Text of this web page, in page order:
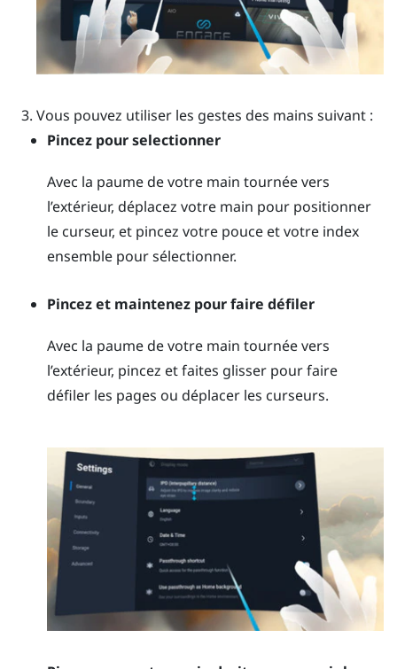
Vous pouvez utiliser les gestes des mains suivant :
Pincez pour selectionner
Avec la paume de votre main tournée vers
l’extérieur, déplacez votre main pour positionner
le curseur, et pincez votre pouce et votre index
ensemble pour sélectionner.
Pincez et maintenez pour faire défiler
Avec la paume de votre main tournée vers
l’extérieur, pincez et faites glisser pour faire
défiler les pages ou déplacer les curseurs.